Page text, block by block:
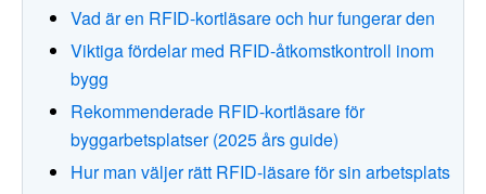
Vad är en RFID-kortläsare och hur fungerar den
Viktiga fördelar med RFID-åtkomstkontroll inom
bygg
Rekommenderade RFID-kortläsare för
byggarbetsplatser (2025 års guide)
Hur man väljer rätt RFID-läsare för sin arbetsplats